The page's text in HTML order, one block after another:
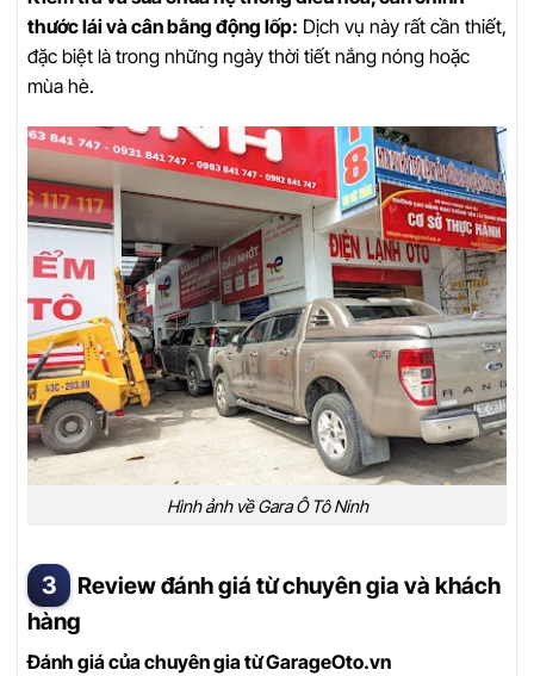
thước lái và cân bằng động lốp: Dịch vụ này rất cần thiết,
đặc biệt là trong những ngày thời tiết nắng nóng hoặc
mùa hè.
Hình ảnh về Gara Ô Tô Ninh
Review đánh giá từ chuyên gia và khách
hàng
Đánh giá của chuyên gia từ GarageOto.vn